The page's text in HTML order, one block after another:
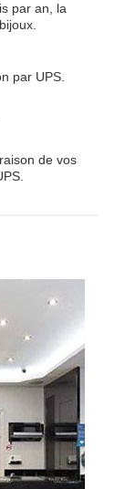
par an, la
de vos